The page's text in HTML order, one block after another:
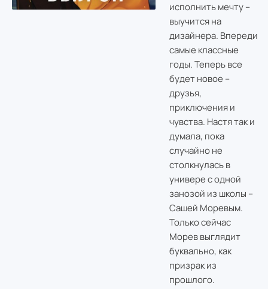
исполнить мечту –
выучится на
дизайнера. Впереди
самые классные
годы. Теперь все
будет новое –
друзья,
приключения и
чувства. Настя так и
думала, пока
случайно не
столкнулась в
универе с одной
занозой из школы –
Сашей Моревым.
Только сейчас
Морев выглядит
буквально, как
призрак из
прошлого.